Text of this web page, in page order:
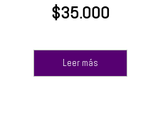
$35.000
Leer más